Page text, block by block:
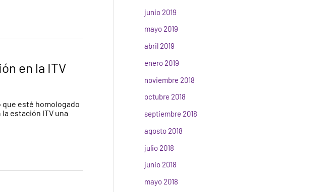
en la ITV
que esté homologado
estación ITV una
junio 2019
mayo 2019
abril 2019
enero 2019
noviembre 2018
octubre 2018
septiembre 2018
agosto 2018
julio 2018
junio 2018
mayo 2018